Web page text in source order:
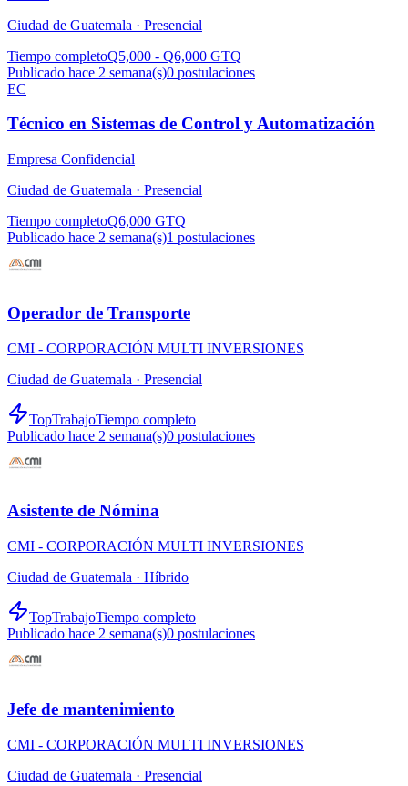
Ciudad de Guatemala · Presencial
Tiempo completoQ5,000 - Q6,000 GTQ
Publicado hace 2 semana(s)0 postulaciones
EC
Técnico en Sistemas de Control y Automatización
Empresa Confidencial
Ciudad de Guatemala · Presencial
Tiempo completoQ6,000 GTQ
Publicado hace 2 semana(s)1 postulaciones
Operador de Transporte
CMI - CORPORACIÓN MULTI INVERSIONES
Ciudad de Guatemala · Presencial
TopTrabajoTiempo completo
Publicado hace 2 semana(s)0 postulaciones
Asistente de Nómina
CMI - CORPORACIÓN MULTI INVERSIONES
Ciudad de Guatemala · Híbrido
TopTrabajoTiempo completo
Publicado hace 2 semana(s)0 postulaciones
Jefe de mantenimiento
CMI - CORPORACIÓN MULTI INVERSIONES
Ciudad de Guatemala · Presencial